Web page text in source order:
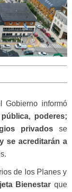
Gobierno informó
poderes;
privadosse
se acreditarán a
de los Planes y
Bienestar que